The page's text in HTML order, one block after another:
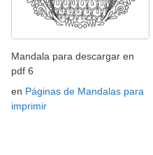
Mandala para descargar en
pdf 6
en Páginas de Mandalas para
imprimir